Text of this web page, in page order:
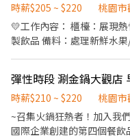
時薪$205 ~ $220
桃園市
💛工作內容： 櫃檯：展現
製飲品 備料：處理新鮮水果/茶品煮
唷🫶🏻
彈性時段 涮金鍋大觀店
時薪$210 ~ $220
桃園市
~召集火鍋狂熱者！加入我
國際企業創建的第四個餐